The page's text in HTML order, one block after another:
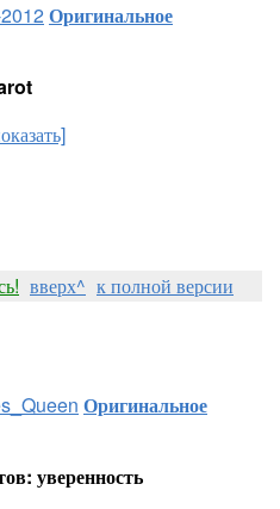
Оригинальное
вверх^ к полной версии
Оригинальное
уверенность